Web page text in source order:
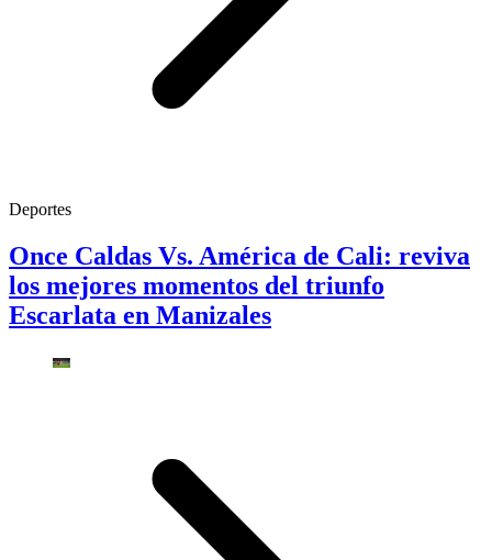
Deportes
Once Caldas Vs. América de Cali: reviva
los mejores momentos del triunfo
Escarlata en Manizales